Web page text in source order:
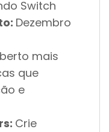
Switch
Dezembro
mais
que
e
Crie